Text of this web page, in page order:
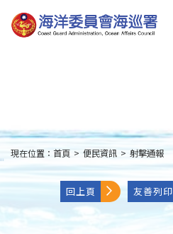
到
主
:::
現在位置： 首頁 > 便民資訊 > 射擊通報
回上頁 友善列印